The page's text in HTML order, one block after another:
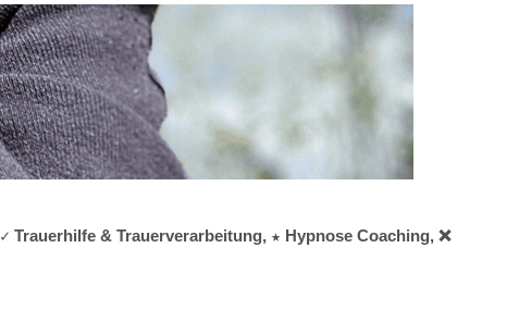
& Trauerverarbeitung, ★ Hypnose Coaching, ❌